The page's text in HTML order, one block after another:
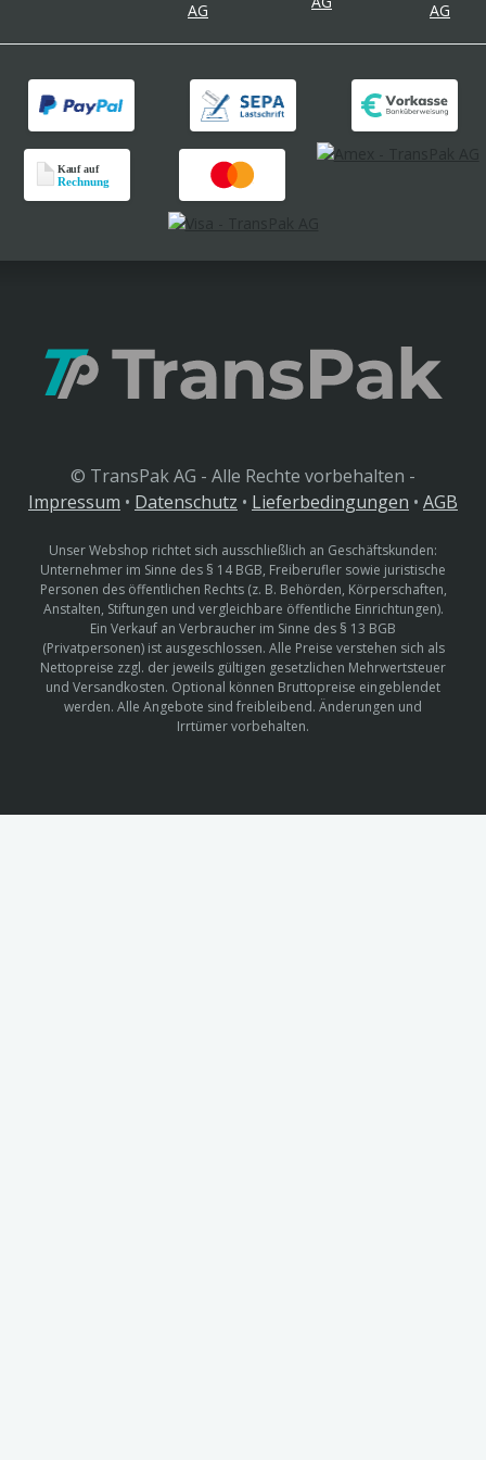
© TransPak AG - Alle Rechte vorbehalten -
Impressum • Datenschutz • Lieferbedingungen • AGB
Unser Webshop richtet sich ausschließlich an Geschäftskunden:
Unternehmer im Sinne des § 14 BGB, Freiberufler sowie juristische
Personen des öffentlichen Rechts (z. B. Behörden, Körperschaften,
Anstalten, Stiftungen und vergleichbare öffentliche Einrichtungen).
Ein Verkauf an Verbraucher im Sinne des § 13 BGB
(Privatpersonen) ist ausgeschlossen. Alle Preise verstehen sich als
Nettopreise zzgl. der jeweils gültigen gesetzlichen Mehrwertsteuer
und Versandkosten. Optional können Bruttopreise eingeblendet
werden. Alle Angebote sind freibleibend. Änderungen und
Irrtümer vorbehalten.